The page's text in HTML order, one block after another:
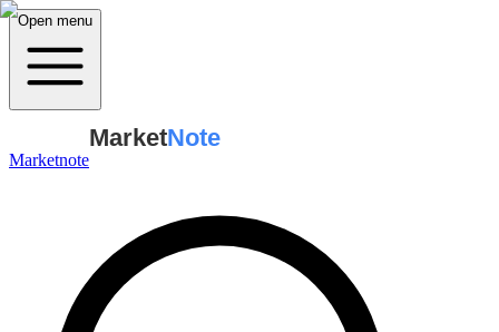
Open menu
Marketnote
MarketNote